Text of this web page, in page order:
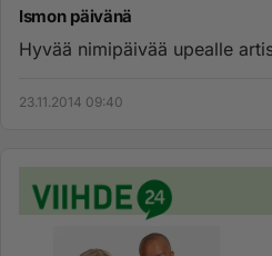
Ismon päivänä
Hyvää nimipäivää upealle
23.11.2014 09:40